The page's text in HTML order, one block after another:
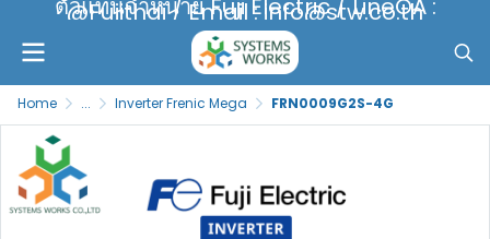
ตัวแทนจำหน่าย Fuji Electric / LineOA :
@Fujithai / Email : info@stw.co.th
Home ... Inverter Frenic Mega FRN0009G2S-4G